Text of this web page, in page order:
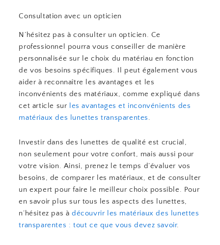
Consultation avec un opticien
N’hésitez pas à consulter un opticien. Ce
professionnel pourra vous conseiller de manière
personnalisée sur le choix du matériau en fonction
de vos besoins spécifiques. Il peut également vous
aider à reconnaître les avantages et les
inconvénients des matériaux, comme expliqué dans
cet article sur les avantages et inconvénients des
matériaux des lunettes transparentes.
Investir dans des lunettes de qualité est crucial,
non seulement pour votre confort, mais aussi pour
votre vision. Ainsi, prenez le temps d’évaluer vos
besoins, de comparer les matériaux, et de consulter
un expert pour faire le meilleur choix possible. Pour
en savoir plus sur tous les aspects des lunettes,
n’hésitez pas àdécouvrir les matériaux des lunettes
transparentes : tout ce que vous devez savoir.